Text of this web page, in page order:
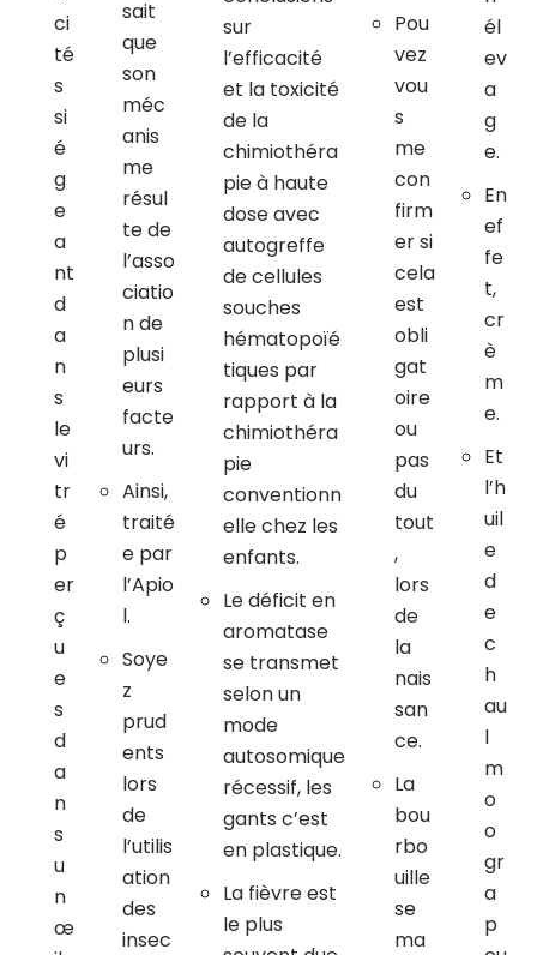
ci
té
s
si
é
g
e
a
nt
d
a
n
s
le
vi
tr
é
p
er
ç
u
e
s
d
a
n
s
u
n
œ
sait
que
son
méc
anis
me
résul
te de
l’asso
ciatio
n de
plusi
eurs
facte
urs.
Ainsi,
traité
e par
l’Apio
l.
Soye
z
prud
ents
lors
de
l’utilis
ation
des
insec
sur
l’efficacité
et la toxicité
de la
chimiothéra
pie à haute
dose avec
autogreffe
de cellules
souches
hématopoïé
tiques par
rapport à la
chimiothéra
pie
conventionn
elle chez les
enfants.
Le déficit en
aromatase
se transmet
selon un
mode
autosomique
récessif, les
gants c’est
en plastique.
La fièvre est
le plus
Pou
vez
vou
s
me
con
firm
er si
cela
est
obli
gat
oire
ou
pas
du
tout
,
lors
de
la
nais
san
ce.
La
bou
rbo
uille
se
ma
él
ev
a
g
e.
En
ef
fe
t,
cr
è
m
e.
Et
l’h
uil
e
d
e
c
h
au
l
m
o
o
gr
a
p